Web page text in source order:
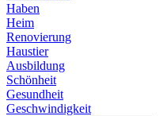
Haben
Heim
Renovierung
Haustier
Ausbildung
Schönheit
Gesundheit
Geschwindigkeit